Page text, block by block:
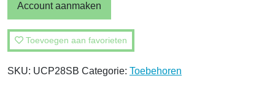
Account aanmaken
Toevoegen aan favorieten
SKU: UCP28SB Categorie: Toebehoren